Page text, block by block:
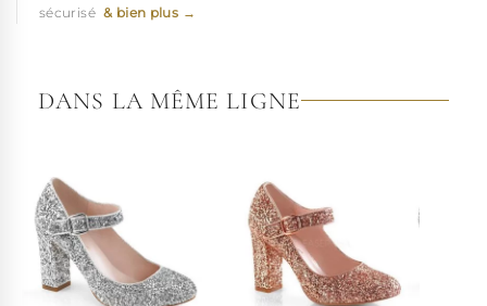
sécurisé & bien plus →
DANS LA MÊME LIGNE